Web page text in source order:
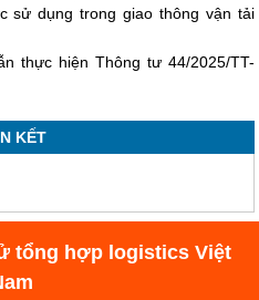
sử dụng trong giao thông vận tải
thực hiện Thông tư 44/2025/TT-
KẾT
tổng hợp logistics Việt